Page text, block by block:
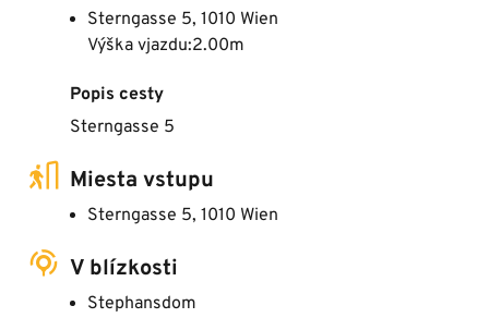
Sterngasse 5, 1010 Wien
Výška vjazdu:2.00m
Popis cesty
Sterngasse 5
Miesta vstupu
Sterngasse 5, 1010 Wien
V blízkosti
Stephansdom